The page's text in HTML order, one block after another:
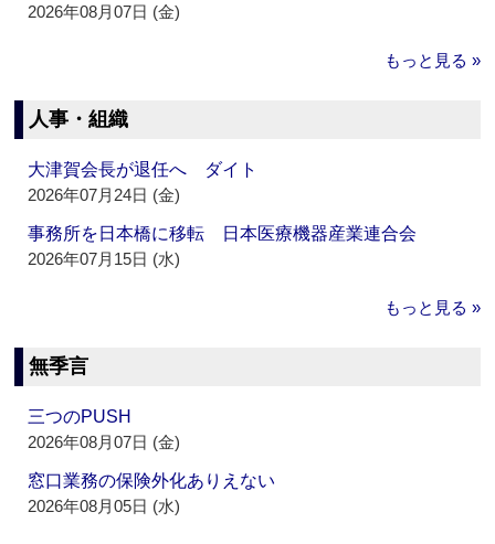
2026年08月07日 (金)
もっと見る »
人事・組織
大津賀会長が退任へ ダイト
2026年07月24日 (金)
事務所を日本橋に移転 日本医療機器産業連合会
2026年07月15日 (水)
もっと見る »
無季言
三つのPUSH
2026年08月07日 (金)
窓口業務の保険外化ありえない
2026年08月05日 (水)